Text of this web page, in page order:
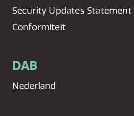
Security Updates Statement
Conformiteit
DAB
Nederland